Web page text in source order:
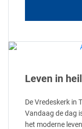
Leven in
De Vredeskerk in
Vandaag de dag
het moderne